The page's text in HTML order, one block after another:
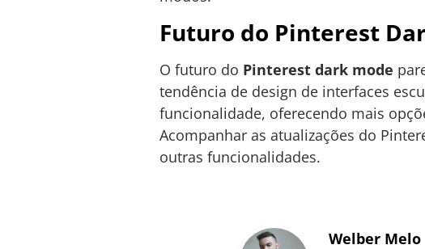
Futuro do Pinterest
O futuro do Pinterest dark mode
tendência de design de interfaces
funcionalidade, oferecendo mais
Acompanhar as atualizações do
outras funcionalidades.
Welber Melo